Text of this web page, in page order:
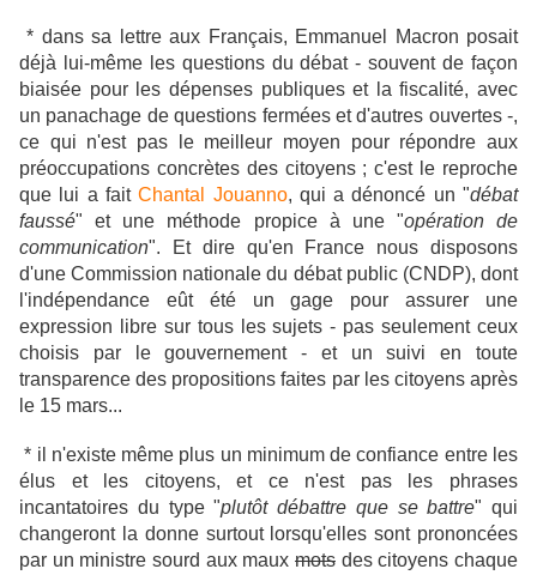
* dans sa lettre aux Français, Emmanuel Macron posait
déjà lui-même les questions du débat - souvent de façon
biaisée pour les dépenses publiques et la fiscalité, avec
un panachage de questions fermées et d'autres ouvertes -,
ce qui n'est pas le meilleur moyen pour répondre aux
préoccupations concrètes des citoyens ; c'est le reproche
que lui a faitChantal Jouanno, qui a dénoncé un "débat
faussé" et une méthode propice à une "opération de
communication". Et dire qu'en France nous disposons
d'une Commission nationale du débat public (CNDP), dont
l'indépendance eût été un gage pour assurer une
expression libre sur tous les sujets - pas seulement ceux
choisis par le gouvernement - et un suivi en toute
transparence des propositions faites par les citoyens après
le 15 mars...
* il n'existe même plus un minimum de confiance entre les
élus et les citoyens, et ce n'est pas les phrases
incantatoires du type "plutôt débattre que se battre" qui
changeront la donne surtout lorsqu'elles sont prononcées
par un ministre sourd aux maux mots des citoyens chaque